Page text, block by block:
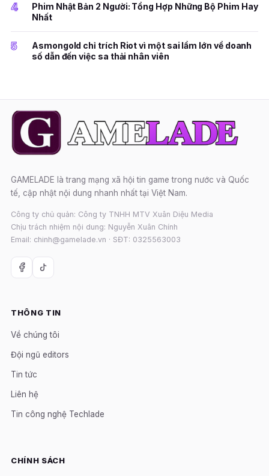
4
Phim Nhật Bản 2 Người: Tổng Hợp Những Bộ Phim Hay
Nhất
5
Asmongold chỉ trích Riot vì một sai lầm lớn về doanh
số dẫn đến việc sa thải nhân viên
GAMELADE là trang mạng xã hội tin game trong nước và Quốc
tế, cập nhật nội dung nhanh nhất tại Việt Nam.
Công ty chủ quản: Công ty TNHH MTV Xuân Diệu Media
Chịu trách nhiệm nội dung: Nguyễn Xuân Chính
Email: chinh@gamelade.vn · SĐT: 0325563003
THÔNG TIN
Về chúng tôi
Đội ngũ editors
Tin tức
Liên hệ
Tin công nghệ Techlade
CHÍNH SÁCH